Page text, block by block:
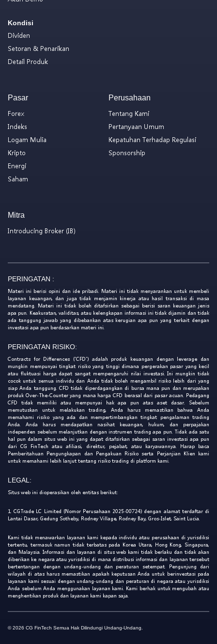
Kondisi
Dividen
Setoran & Penarikan
Detail Produk
Pasar
Forex
Indeks
Logam Mulia
Kripto
Energi
Saham
Perusahaan
Tentang Kami
Pertanyaan Umum
Kepatuhan Terhadap Regulasi
Sponsorship
Mitra
Introducing Broker (IB)
PERINGATAN :
Materi ini berisi opini dan ide pribadi. Materi ini tidak menyarankan untuk membeli
layanan keuangan, dan juga tidak menjamin kinerja atau hasil transaksi di masa
mendatang. Materi ini tidak boleh ditafsirkan sebagai berisi saran keuangan jenis
apa pun. Keakuratan, validitas, atau kelengkapan informasi ini tidak dijamin dan tidak
ada tanggung jawab yang dibebankan atas kerugian apa pun yang terkait dengan
investasi apa pun berdasarkan materi ini.
PERINGATAN RISIKO:
Contracts for Differences ('CFD') adalah produk keuangan dengan leverage dan
mungkin mempunyai tingkat risiko yang tinggi dimana pergerakan pasar yang kecil
atau fluktuasi harga dapat sangat mempengaruhi nilai investasi. Ini mungkin tidak
cocok untuk semua individu dan Anda tidak boleh mengambil risiko lebih dari yang
siap Anda tanggung. CFD tidak diperdagangkan di bursa mana pun dan merupakan
produk Over-The-Counter yang mana harga CFD berasal dari pasar acuan. Pedagang
CFD tidak memiliki atau mempunyai hak apa pun atas aset dasar. Sebelum
memutuskan untuk melakukan trading, Anda harus memastikan bahwa Anda
memahami risiko yang ada dan mempertimbangkan tingkat pengalaman trading
Anda. Anda harus mendapatkan nasihat keuangan, hukum, dan perpajakan
independen sebelum melanjutkan dengan instrumen trading apa pun. Tidak ada satu
hal pun dalam situs web ini yang dapat ditafsirkan sebagai saran investasi apa pun
dari CG FinTech atau afiliasi, direktur, pejabat, atau karyawannya. Harap baca
Pemberitahuan Pengungkapan dan Pengakuan Risiko serta Perjanjian Klien kami
untuk memahami lebih lanjut tentang risiko trading di platform kami.
LEGAL:
Situs web ini dioperasikan oleh entitas berikut:
1. CGTrade LC Limited (Nomor Perusahaan 2025-00724) dengan alamat terdaftar di
Lantai Dasar, Gedung Sotheby, Rodney Village, Rodney Bay, Gros-Islet, Saint Lucia.
Kami tidak menawarkan layanan kami kepada individu atau perusahaan di yurisdiksi
tertentu, termasuk namun tidak terbatas pada Korea Utara, Hong Kong, Singapura,
dan Malaysia. Informasi dan layanan di situs web kami tidak berlaku dan tidak akan
diberikan ke negara atau yurisdiksi di mana distribusi informasi dan layanan tersebut
bertentangan dengan undang-undang dan peraturan setempat. Pengunjung dari
wilayah di atas harus memastikan apakah keputusan Anda untuk berinvestasi pada
layanan kami sesuai dengan undang-undang dan peraturan di negara atau yurisdiksi
Anda sebelum Anda menggunakan layanan kami. Kami berhak untuk mengubah atau
menghentikan produk dan layanan kami kapan saja.
© 2026 CG FinTech Semua Hak Dilindungi Undang-Undang.